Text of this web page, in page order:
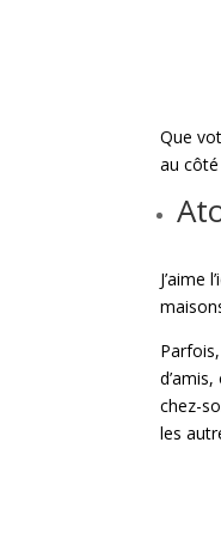
Que
au
J’aime
chez-
les